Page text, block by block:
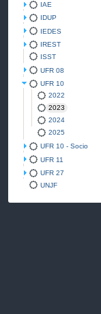
IAE
IDUP
IEDES
IREST
ISST
UFR 08
UFR 10
2022
2023
2024
2025
UFR 10 - Socio
UFR 11
UFR 27
UNJF